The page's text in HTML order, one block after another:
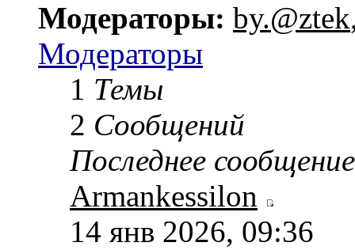
Модераторы: by.@ztek
Модераторы
1 Темы
2 Сообщений
Последнее сообщение
Armankessilon
14 янв 2026, 09:36